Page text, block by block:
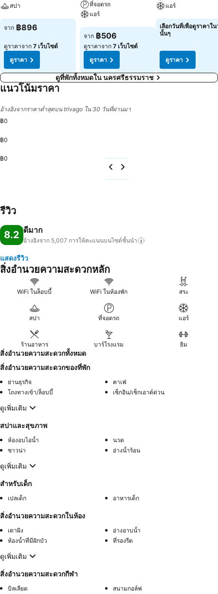
สปา
ดูราคา
จาก ฿896
ดูราคาจาก 7 เว็บไซต์
ดูราคา
ที่จอดรถ
แอร์
ดูราคา
จาก ฿506
ดูราคาจาก 7 เว็บไซต์
ดูราคา
แอร์
ดูราคา
เลือกวันที่เพื่อดูราคาใ
นั้นๆ
ดูราคา
ดูที่พักทั้งหมดใน นครศรีธรรมราช
แนวโน้มราคา
อ้างอิงจากราคาต่ำสุดบน trivago ใน 30 วันที่ผ่านมา
฿0
฿0
฿0
รีวิว
8.2 ดีมาก
อ้างอิงจาก 5,007 การให้คะแนนบนไซต์ชั้นนำ
แสดงรีวิว
สิ่งอำนวยความสะดวกหลัก
WiFi ในล็อบบี้ WiFi ในห้องพัก สระ
สปา ที่จอดรถ แอร์
ร้านอาหาร บาร์โรงแรม ยิม
สิ่งอำนวยความสะดวกทั้งหมด
สิ่งอำนวยความสะดวกของที่พัก
ย่านธุรกิจ
คาเฟ่
โถงทางเข้า/ล็อบบี้
เช็กอิน/เช็กเอาต์ด่วน
ดูเพิ่มเติม
สปาและสุขภาพ
ห้องอบไอน้ำ
นวด
ซาวน่า
อ่างน้ำร้อน
ดูเพิ่มเติม
สำหรับเด็ก
เปลเด็ก อาหารเด็ก
สิ่งอำนวยความสะดวกในห้อง
เตาผิง
อ่างอาบน้ำ
ห้องน้ำที่มีฝักบัว
ที่รองรีด
ดูเพิ่มเติม
สิ่งอำนวยความสะดวกกีฬา
บิลเลียด สนามกอล์ฟ